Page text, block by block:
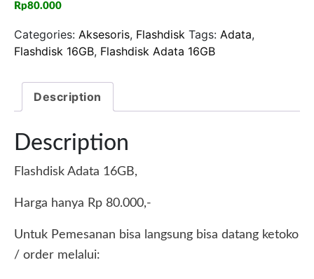
Rp80.000
Categories: Aksesoris, Flashdisk Tags: Adata,
Flashdisk 16GB, Flashdisk Adata 16GB
Description
Description
Flashdisk Adata 16GB,
Harga hanya Rp 80.000,-
Untuk Pemesanan bisa langsung bisa datang ketoko
/ order melalui: